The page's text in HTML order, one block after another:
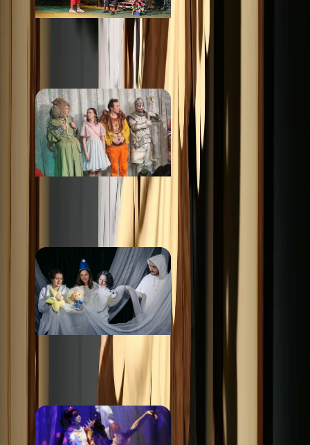
Театр юношеского
Театральная долина
Театр Фонарик